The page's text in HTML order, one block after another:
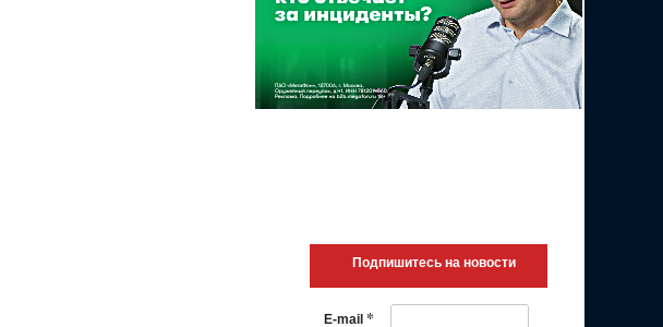
Подпишитесь на новости
E-mail *